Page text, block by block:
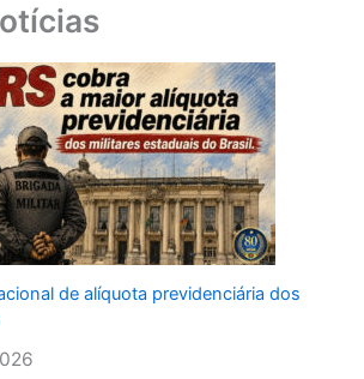
de alíquota previdenciária dos